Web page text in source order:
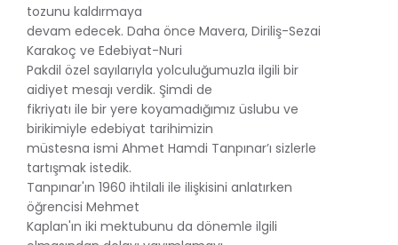
tozunu kaldırmaya
devam edecek. Daha önce Mavera, Diriliş-Sezai
Karakoç ve Edebiyat-Nuri
Pakdil özel sayılarıyla yolculuğumuzla ilgili bir
aidiyet mesajı verdik. Şimdi de
fikriyatı ile bir yere koyamadığımız üslubu ve
birikimiyle edebiyat tarihimizin
müstesna ismi Ahmet Hamdi Tanpınar’ı sizlerle
tartışmak istedik.
Tanpınar'ın 1960 ihtilali ile ilişkisini anlatırken
öğrencisi Mehmet
Kaplan'ın iki mektubunu da dönemle ilgili